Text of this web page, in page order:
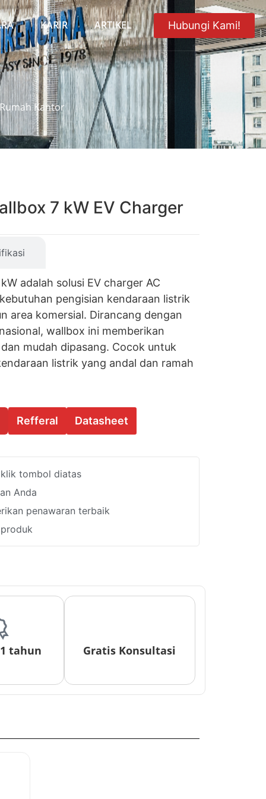
KARIR ARTIKEL Hubungi Kami!
Kantor
7 kW EV Charger
adalah solusi EV charger AC
pengisian kendaraan listrik
area komersial. Dirancang dengan
wallbox ini memberikan
mudah dipasang. Cocok untuk
listrik yang andal dan ramah
Refferal
Datasheet
tombol diatas
Anda
penawaran terbaik
tahun Gratis Konsultasi